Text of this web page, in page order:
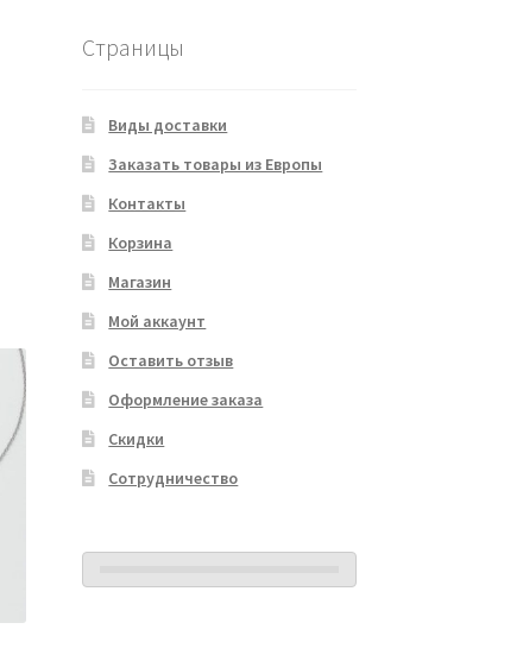
Страницы
Виды доставки
Заказать товары из Европы
Контакты
Корзина
Магазин
Мой аккаунт
Оставить отзыв
Оформление заказа
Скидки
Сотрудничество